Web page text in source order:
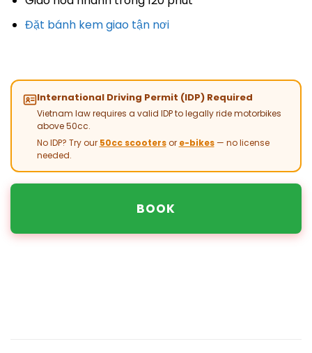
Đặt bánh kem giao tận nơi
International Driving Permit (IDP) Required
Vietnam law requires a valid IDP to legally ride motorbikes
above 50cc.
No IDP? Try our 50cc scootersor e-bikes— no license
needed.
BOOK